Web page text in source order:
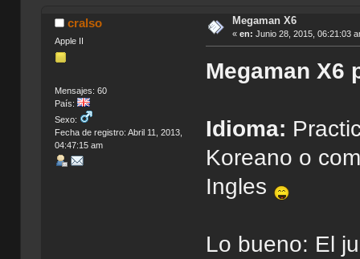
cralso
Apple II
Mensajes: 60
País:
Sexo:
Fecha de registro: Abril 11, 2013,
04:47:15 am
Megaman X6
« en: Junio 28, 2015, 06:21:03
Megaman X6
Idioma:
Koreano o
Ingles
Lo bueno: El